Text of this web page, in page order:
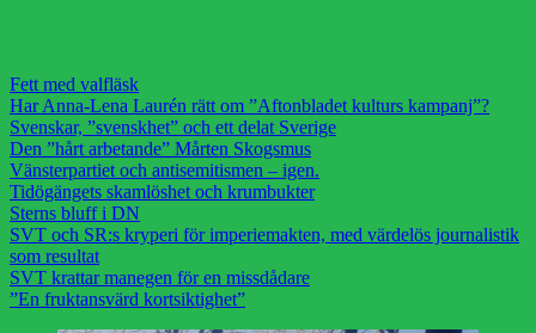
Fett med valfläsk
Har Anna-Lena Laurén rätt om ”Aftonbladet kulturs kampanj”?
Svenskar, ”svenskhet” och ett delat Sverige
Den ”hårt arbetande” Mårten Skogsmus
Vänsterpartiet och antisemitismen – igen.
Tidögängets skamlöshet och krumbukter
Sterns bluff i DN
SVT och SR:s kryperi för imperiemakten, med värdelös journalistik
som resultat
SVT krattar manegen för en missdådare
”En fruktansvärd kortsiktighet”